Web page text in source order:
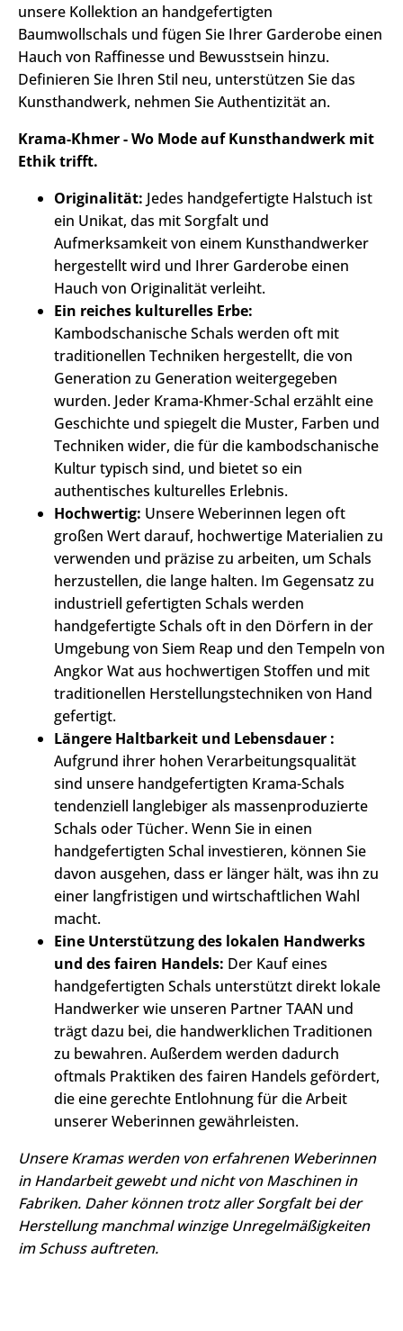
unsere Kollektion an handgefertigten
Baumwollschals und fügen Sie Ihrer Garderobe einen
Hauch von Raffinesse und Bewusstsein hinzu.
Definieren Sie Ihren Stil neu, unterstützen Sie das
Kunsthandwerk, nehmen Sie Authentizität an.
Krama-Khmer - Wo Mode auf Kunsthandwerk mit
Ethik trifft.
Originalität: Jedes handgefertigte Halstuch ist
ein Unikat, das mit Sorgfalt und
Aufmerksamkeit von einem Kunsthandwerker
hergestellt wird und Ihrer Garderobe einen
Hauch von Originalität verleiht.
Ein reiches kulturelles Erbe:
Kambodschanische Schals werden oft mit
traditionellen Techniken hergestellt, die von
Generation zu Generation weitergegeben
wurden. Jeder Krama-Khmer-Schal erzählt eine
Geschichte und spiegelt die Muster, Farben und
Techniken wider, die für die kambodschanische
Kultur typisch sind, und bietet so ein
authentisches kulturelles Erlebnis.
Hochwertig: Unsere Weberinnen legen oft
großen Wert darauf, hochwertige Materialien zu
verwenden und präzise zu arbeiten, um Schals
herzustellen, die lange halten. Im Gegensatz zu
industriell gefertigten Schals werden
handgefertigte Schals oft in den Dörfern in der
Umgebung von Siem Reap und den Tempeln von
Angkor Wat aus hochwertigen Stoffen und mit
traditionellen Herstellungstechniken von Hand
gefertigt.
Längere Haltbarkeit und Lebensdauer :
Aufgrund ihrer hohen Verarbeitungsqualität
sind unsere handgefertigten Krama-Schals
tendenziell langlebiger als massenproduzierte
Schals oder Tücher. Wenn Sie in einen
handgefertigten Schal investieren, können Sie
davon ausgehen, dass er länger hält, was ihn zu
einer langfristigen und wirtschaftlichen Wahl
macht.
Eine Unterstützung des lokalen Handwerks
und des fairen Handels: Der Kauf eines
handgefertigten Schals unterstützt direkt lokale
Handwerker wie unseren Partner TAAN und
trägt dazu bei, die handwerklichen Traditionen
zu bewahren. Außerdem werden dadurch
oftmals Praktiken des fairen Handels gefördert,
die eine gerechte Entlohnung für die Arbeit
unserer Weberinnen gewährleisten.
Unsere Kramas werden von erfahrenen Weberinnen
in Handarbeit gewebt und nicht von Maschinen in
Fabriken. Daher können trotz aller Sorgfalt bei der
Herstellung manchmal winzige Unregelmäßigkeiten
im Schuss auftreten.